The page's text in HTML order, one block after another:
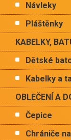
Návleky
Pláštěnky
KABELKY,
Dětské
Kabelky a
OBLEČENÍ A
Čepice
Chrániče